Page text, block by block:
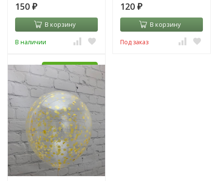
150 ₽
В корзину
В наличии
120 ₽
В корзину
Под заказ
УЖЕ С HI-FLOAT